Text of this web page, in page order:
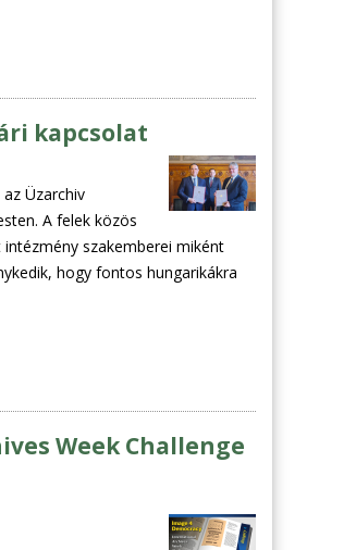
kapcsolat
Üzarchiv
A felek közös
szakemberei miként
hogy fontos hungarikákra
Week Challenge